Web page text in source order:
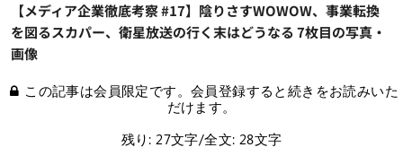
【メディア企業徹底考察 #17】陰りさすWOWOW、事業転換
を図るスカパー、衛星放送の行く末はどうなる 7枚目の写真・
画像
この記事は会員限定です。会員登録すると続きをお読みいた
だけます。
残り: 27文字/全文: 28文字